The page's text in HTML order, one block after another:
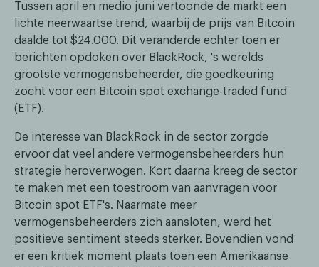
Tussen april en medio juni vertoonde de markt een
lichte neerwaartse trend, waarbij de prijs van Bitcoin
daalde tot $24.000. Dit veranderde echter toen er
berichten opdoken over BlackRock, 's werelds
grootste vermogensbeheerder, die goedkeuring
zocht voor een Bitcoin spot exchange-traded fund
(ETF).
De interesse van BlackRock in de sector zorgde
ervoor dat veel andere vermogensbeheerders hun
strategie heroverwogen. Kort daarna kreeg de sector
te maken met een toestroom van aanvragen voor
Bitcoin spot ETF's. Naarmate meer
vermogensbeheerders zich aansloten, werd het
positieve sentiment steeds sterker. Bovendien vond
er een kritiek moment plaats toen een Amerikaanse